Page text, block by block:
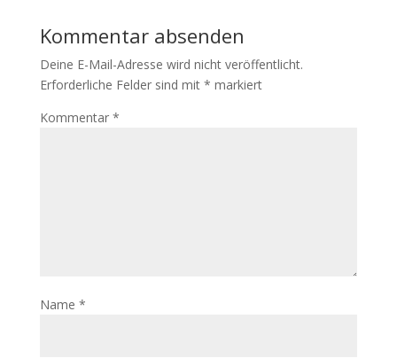
Kommentar absenden
Deine E-Mail-Adresse wird nicht veröffentlicht.
Erforderliche Felder sind mit * markiert
Kommentar *
Name *